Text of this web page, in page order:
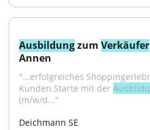
Ausbildung zum Verkäufer
Annen
"...erfolgreiches
Kunden.Starte mit der
(m/w/d..."
Deichmann SE